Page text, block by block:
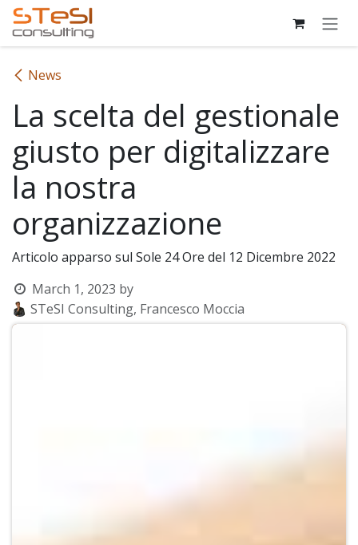
Skip to Content
News
La scelta del gestionale
giusto per digitalizzare
la nostra
organizzazione
Articolo apparso sul Sole 24 Ore del 12 Dicembre 2022
March 1, 2023 by
STeSI Consulting, Francesco Moccia